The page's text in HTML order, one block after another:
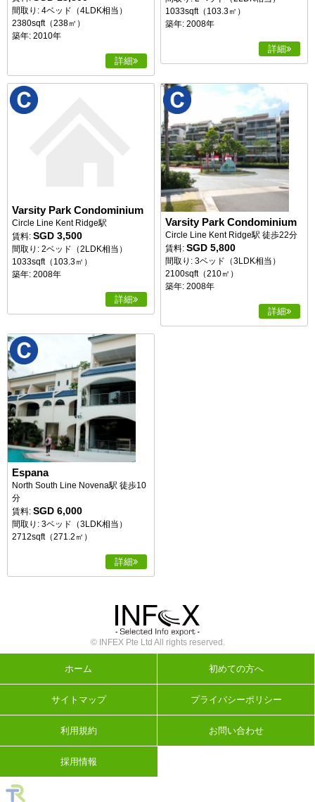
間取り: 4ベッド（4LDK相当）
2380sqft（238㎡）
築年: 2010年
詳細
1033sqft（103.3㎡）
築年: 2008年
詳細
Varsity Park Condominium
Circle Line Kent Ridge駅
賃料: SGD 3,500
間取り: 2ベッド（2LDK相当）
1033sqft（103.3㎡）
築年: 2008年
詳細
Varsity Park Condominium
Circle Line Kent Ridge駅 徒歩22分
賃料:SGD 5,800
間取り: 3ベッド（3LDK相当）
2100sqft（210㎡）
築年: 2008年
詳細
Espana
North South Line Novena駅 徒歩10
分
賃料: SGD 6,000
間取り: 3ベッド（3LDK相当）
2712sqft（271.2㎡）
詳細
© INFEX Pte Ltd All rights reserved.
ホーム 初めての方へ
サイトマップ プライバシーポリシー
利用規約 お問い合わせ
採用情報